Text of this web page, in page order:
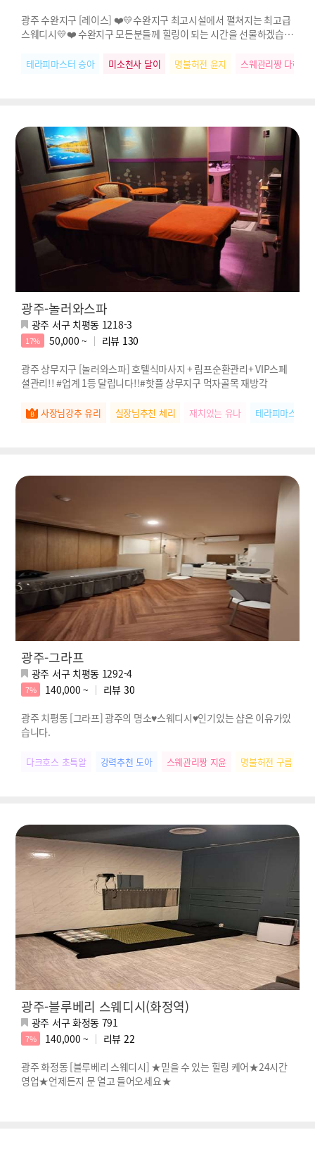
광주 수완지구 [레이스] ❤️💛수완지구 최고시설에서 펼쳐지는 최고급
스웨디시💛❤️ 수완지구 모든분들께 힐링이 되는 시간을 선물하겠습니
테라피마스터 승아 미소천사 달이 명불허전 윤지 스웨관리짱 다혜
광주-놀러와스파
광주 서구 치평동 1218-3
17% 50,000 ~ 리뷰 130
광주 상무지구 [놀러와스파] 호텔식마사지 + 림프순환관리+ VIP스페
셜관리!! #업계 1등 달립니다!!#핫플 상무지구 먹자골목 재방각
사장님강추 유리 실장님추천 체리 재치있는 유나 테라피마스터
광주-그라프
광주 서구 치평동 1292-4
7% 140,000 ~ 리뷰 30
광주 치평동 [그라프] 광주의 명소♥스웨디시♥인기있는 샵은 이유가있
습니다.
다크호스 초특알 강력추천 도아 스웨관리짱 지윤 명불허전 구름
광주-블루베리 스웨디시(화정역)
광주 서구 화정동 791
7% 140,000 ~ 리뷰 22
광주 화정동 [블루베리 스웨디시] ★믿을 수 있는 힐링 케어★24시간
영업★언제든지 문 열고 들어오세요★